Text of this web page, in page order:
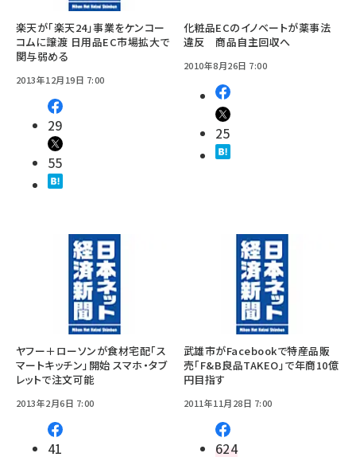
楽天が「楽天24」事業をケンコー
コムに譲渡 日用品EC市場拡大で
関与弱める
2013年12月19日 7:00
29
55
化粧品ECのイノベートが薬事法
違反 商品自主回収へ
2010年8月26日 7:00
25
ヤフー＋ローソンが食材宅配「ス
マートキッチン」開始 スマホ・タブ
レットで注文可能
2013年2月6日 7:00
41
武雄市がFacebookで特産品販
売「F&B良品TAKEO」で年商10億
円目指す
2011年11月28日 7:00
624